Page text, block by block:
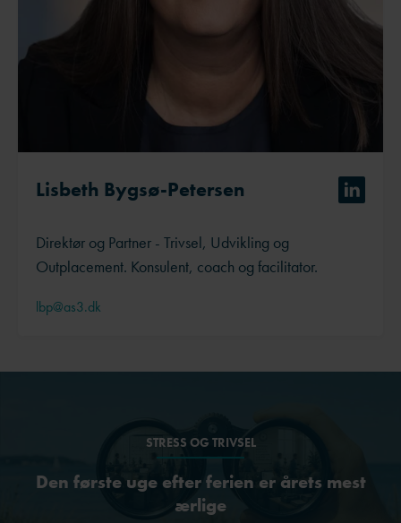
Lisbeth Bygsø-Petersen
Direktør og Partner - Trivsel, Udvikling og
Outplacement. Konsulent, coach og facilitator.
lbp@as3.dk
STRESS OG TRIVSEL
Den første uge efter ferien er årets mest
ærlige